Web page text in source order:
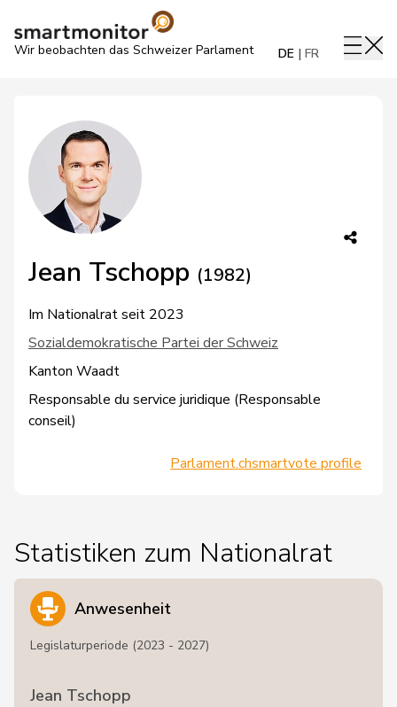
Wir beobachten das Schweizer Parlament DE FR
Jean Tschopp (1982)
Im Nationalrat seit 2023
Sozialdemokratische Partei der Schweiz
Kanton Waadt
Responsable du service juridique (Responsable
conseil)
Parlament.chsmartvote profile
Statistiken zum Nationalrat
Anwesenheit
Legislaturperiode (2023 - 2027)
Jean Tschopp